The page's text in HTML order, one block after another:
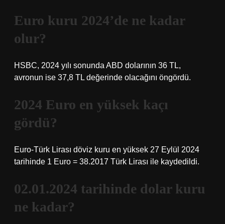
Euro kuru 2024’de ne kadar
olur?
HSBC, 2024 yılı sonunda ABD dolarının 36 TL,
avronun ise 37,8 TL değerinde olacağını öngördü.
2024 Euro en yüksek kaçı
gördü?
Euro-Türk Lirası döviz kuru en yüksek 27 Eylül 2024
tarihinde 1 Euro = 38.2017 Türk Lirası ile kaydedildi.
02.01.2024 tarihinde dolar kuru
ne kadar?